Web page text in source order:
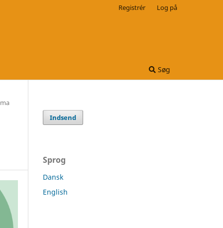
Søg
Registrér Log på
Indsend
Sprog
Dansk
English